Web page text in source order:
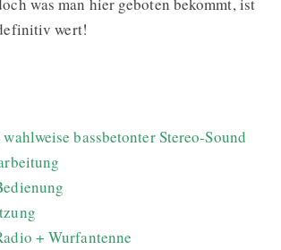
wert!
bassbetonter Stereo-Sound
+ Wurfantenne